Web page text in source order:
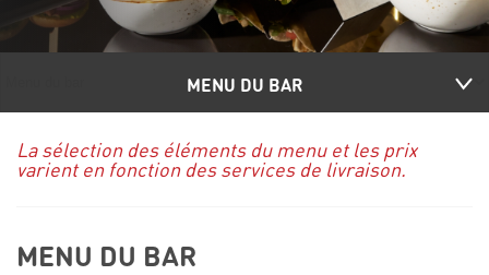
MENU DU BAR
La sélection des éléments du menu et les prix
varient en fonction des services de livraison.
MENU DU BAR